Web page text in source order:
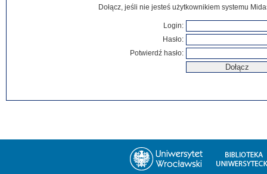
Dołącz, jeśli nie jesteś użytkownikiem systemu
Login:
Hasło:
Potwierdź hasło: